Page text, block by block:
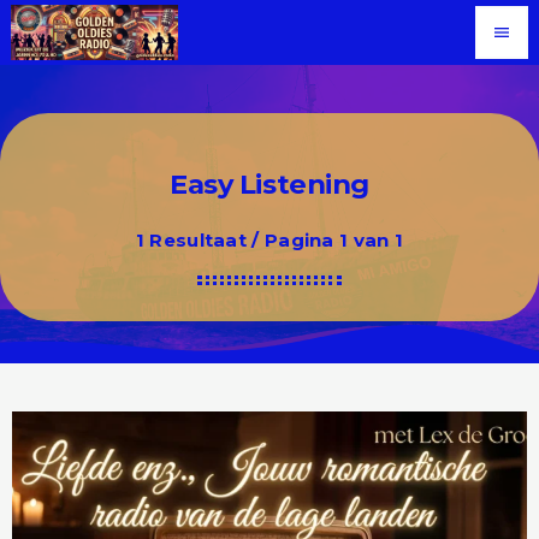
menu
Easy Listening
1 Resultaat / Pagina 1 van 1